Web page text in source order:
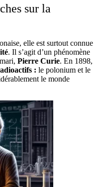
sur la
elle est surtout connue
. Il s’agit d’un phénomène
Pierre Curie. En 1898,
: le polonium et le
le monde